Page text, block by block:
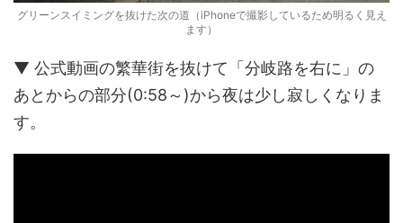
グリーンスイミングを抜けた次の道（iPhoneで撮影しているため明るく見え
ます）
▼ 公式動画の繁華街を抜けて「分岐路を右に」の
あとからの部分(0:58～)から夜は少し寂しくなりま
す。